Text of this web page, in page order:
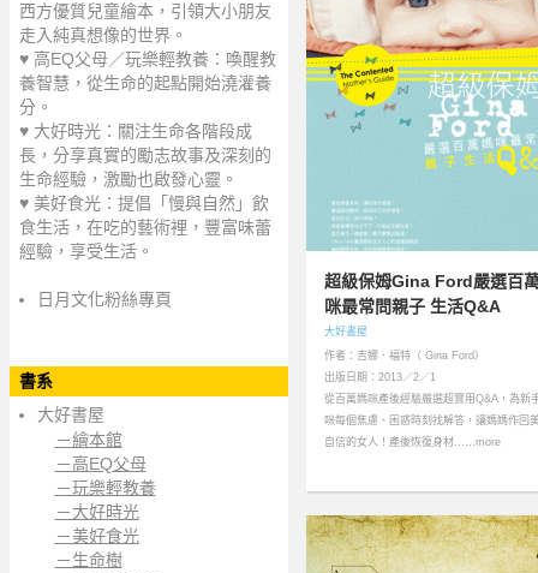
西方優質兒童繪本，引領大小朋友
走入純真想像的世界。
♥ 高EQ父母／玩樂輕教養：喚醒教
養智慧，從生命的起點開始澆灌養
分。
♥ 大好時光：關注生命各階段成
長，分享真實的勵志故事及深刻的
生命經驗，激勵也啟發心靈。
♥ 美好食光：提倡「慢與自然」飲
食生活，在吃的藝術裡，豐富味蕾
經驗，享受生活。
日月文化粉絲專頁
書系
大好書屋
－繪本館
－高EQ父母
－玩樂輕教養
－大好時光
－美好食光
－生命樹
超級保姆Gina Ford嚴選百
咪最常問親子 生活Q&A
大好書屋
作者：吉娜．福特（ Gina Ford）
出版日期：2013／2／1
從百萬媽咪產後經驗嚴選超實用Q&A，為新
咪每個焦慮、困惑時刻找解答，讓媽媽作回
自信的女人！產後恢復身材……more